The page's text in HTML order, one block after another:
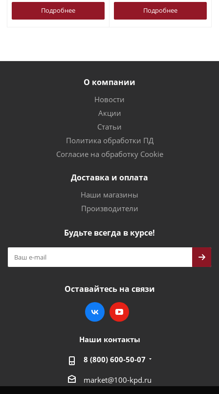
Подробнее Подробнее
О компании
Новости
Акции
Статьи
Политика обработки ПД
Согласие на обработку Cookie
Доставка и оплата
Наши магазины
Производители
Будьте всегда в курсе!
Оставайтесь на связи
Наши контакты
8 (800) 600-50-07
market@100-kpd.ru